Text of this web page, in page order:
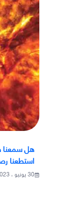
هل
استطعنا
30 يونيو ، 2023